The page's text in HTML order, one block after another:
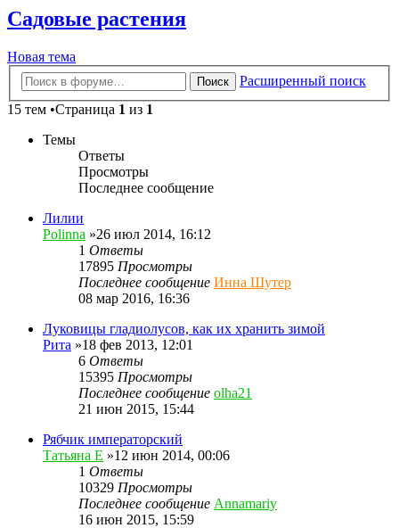
Садовые растения
Новая тема
Поиск
Расширенный поиск
15 тем •Страница 1 из 1
Темы
Ответы
Просмотры
Последнее сообщение
Лилии
Polinna »26 июл 2014, 16:12
1 Ответы
17895 Просмотры
Последнее сообщение Инна Шутер
08 мар 2016, 16:36
Луковицы гладиолусов, как их хранить зимой
Рита »18 фев 2013, 12:01
6 Ответы
15395 Просмотры
Последнее сообщение olha21
21 июн 2015, 15:44
Рябчик императорский
Татьяна Е »12 июн 2014, 00:06
1 Ответы
10329 Просмотры
Последнее сообщение Annamariy
16 июн 2015, 15:59